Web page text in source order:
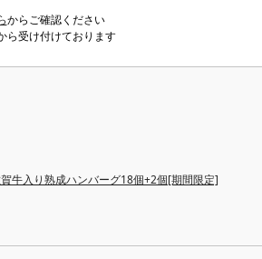
からご確認ください
ら受け付けております
牛入り熟成ハンバーグ18個+2個[期間限定]